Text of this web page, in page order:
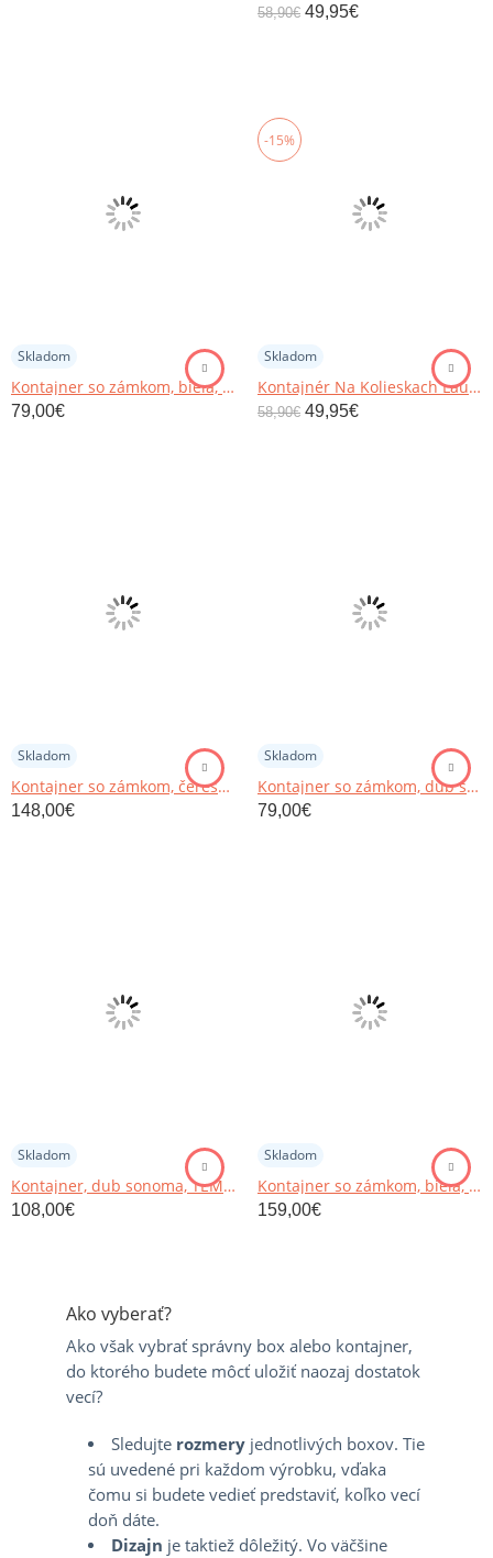
58,90€ 49,95€
Skladom
Kontajner so zámkom, biela, JOHAN 2 NEW 12
79,00€
-15%
Skladom
Kontajnér Na Kolieskach Laurenc
58,90€ 49,95€
Skladom
Kontajner so zámkom, čerešňa, TEMPO ASISTENT NEW 015
148,00€
Skladom
Kontajner so zámkom, dub sonoma/biela, JOHAN 2 NEW 12
79,00€
Skladom
Kontajner, dub sonoma, TEMPO ASISTENT NEW 016
108,00€
Skladom
Kontajner so zámkom, biela, RIOMA TYP 30
159,00€
Ako vyberať?
Ako však vybrať správny box alebo kontajner,
do ktorého budete môcť uložiť naozaj dostatok
vecí?
Sledujte rozmery jednotlivých boxov. Tie
sú uvedené pri každom výrobku, vďaka
čomu si budete vedieť predstaviť, koľko vecí
doň dáte.
Dizajn je taktiež dôležitý. Vo väčšine